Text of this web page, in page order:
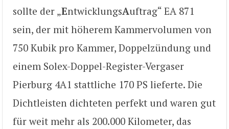
sollte der „EntwicklungsAuftrag“ EA 871
sein, der mit höherem Kammervolumen von
750 Kubik pro Kammer, Doppelzündung und
einem Solex-Doppel-Register-Vergaser
Pierburg 4A1 stattliche 170 PS lieferte. Die
Dichtleisten dichteten perfekt und waren gut
für weit mehr als 200.000 Kilometer, das